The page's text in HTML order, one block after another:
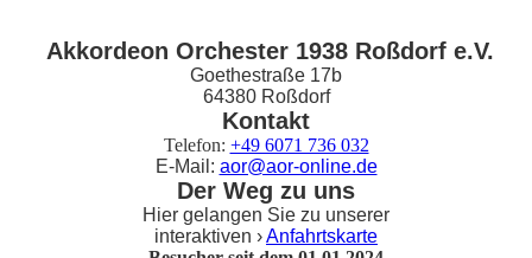
Akkordeon Orchester 1938 Roßdorf e.V.
Goethestraße 17b
64380 Roßdorf
Kontakt
Telefon: +49 6071 736 032
E-Mail: aor@aor-online.de
Der Weg zu uns
Hier gelangen Sie zu unserer
interaktiven ›Anfahrtskarte